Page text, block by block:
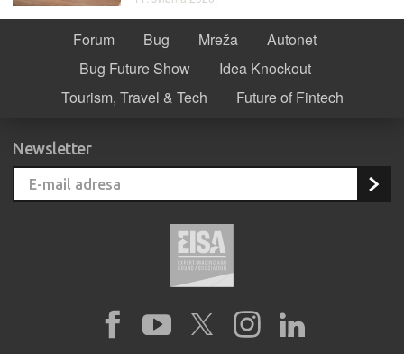
Forum Bug Mreža
Autonet
Bug Future Show
Idea Knockout
Tourism, Travel & Tech
Future of Fintech
Newsletter